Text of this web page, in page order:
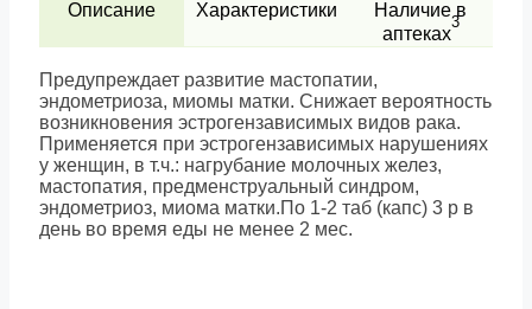
Описание Характеристики
Наличие в
аптеках
3
Предупреждает развитие мастопатии,
эндометриоза, миомы матки. Снижает вероятность
возникновения эстрогензависимых видов рака.
Применяется при эстрогензависимых нарушениях
у женщин, в т.ч.: нагрубание молочных желез,
мастопатия, предменструальный синдром,
эндометриоз, миома матки.По 1-2 таб (капс) 3 р в
день во время еды не менее 2 мес.